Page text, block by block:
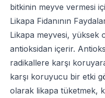
bitkinin meyve vermesi
Likapa Fidanının
Likapa meyvesi, yüksek
antioksidan içerir.
radikallere karşı
karşı koruyucu bir etki
olarak likapa tüketmek,